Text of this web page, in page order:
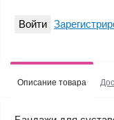
Войти
Описание товара